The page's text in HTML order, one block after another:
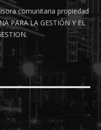
comunitaria propiedad
PARA LA GESTIÓN Y EL